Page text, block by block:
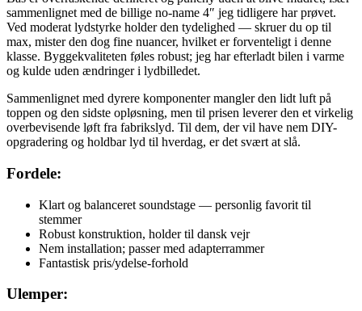
sammenlignet med de billige no-name 4″ jeg tidligere har prøvet.
Ved moderat lydstyrke holder den tydelighed — skruer du op til
max, mister den dog fine nuancer, hvilket er forventeligt i denne
klasse. Byggekvaliteten føles robust; jeg har efterladt bilen i varme
og kulde uden ændringer i lydbilledet.
Sammenlignet med dyrere komponenter mangler den lidt luft på
toppen og den sidste opløsning, men til prisen leverer den et virkelig
overbevisende løft fra fabrikslyd. Til dem, der vil have nem DIY-
opgradering og holdbar lyd til hverdag, er det svært at slå.
Fordele:
Klart og balanceret soundstage — personlig favorit til
stemmer
Robust konstruktion, holder til dansk vejr
Nem installation; passer med adapterrammer
Fantastisk pris/ydelse-forhold
Ulemper: